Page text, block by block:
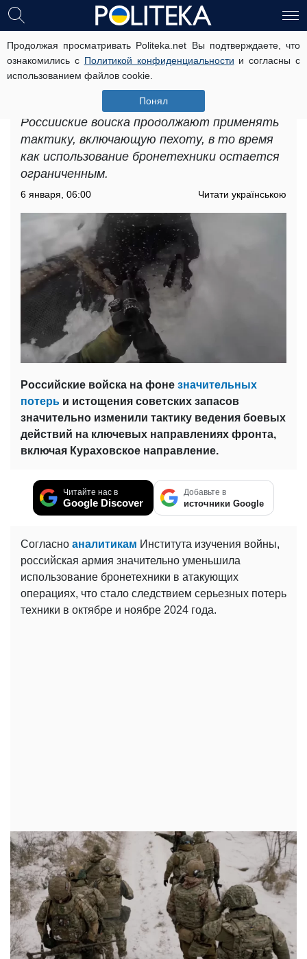
Продолжая просматривать Politeka.net Вы подтверждаете, что
ознакомились с Политикой конфиденциальности и согласны с
использованием файлов cookie.
Понял
Российские войска меняют тактику:
аналитики рассказали, почему
бронетехнику заменили пехотой и
Российские войска продолжают применять
тактику, включающую пехоту, в то время
как использование бронетехники остается
ограниченным.
6 января, 06:00 Читати українською
Российские войска на фоне значительных
потерь и истощения советских запасов
значительно изменили тактику ведения боевых
действий на ключевых направлениях фронта,
включая Кураховское направление.
Читайте нас в
Google Discover
Добавьте в
источники Google
Согласно аналитикам Института изучения войны,
российская армия значительно уменьшила
использование бронетехники в атакующих
операциях, что стало следствием серьезных потерь
техники в октябре и ноябре 2024 года.